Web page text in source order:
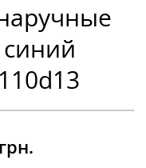
грн.